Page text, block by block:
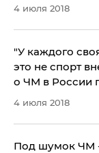
4 июля 2018
"У каждого
это не спорт
о ЧМ в России
4 июля 2018
Под шумок ЧМ